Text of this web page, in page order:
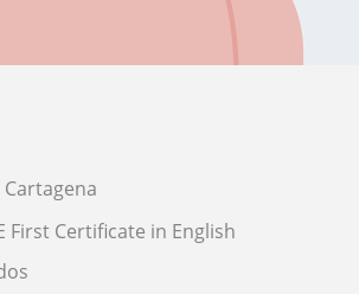
Cartagena
First Certificate in English